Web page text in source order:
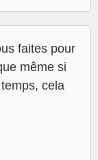
faites pour
même si
cela